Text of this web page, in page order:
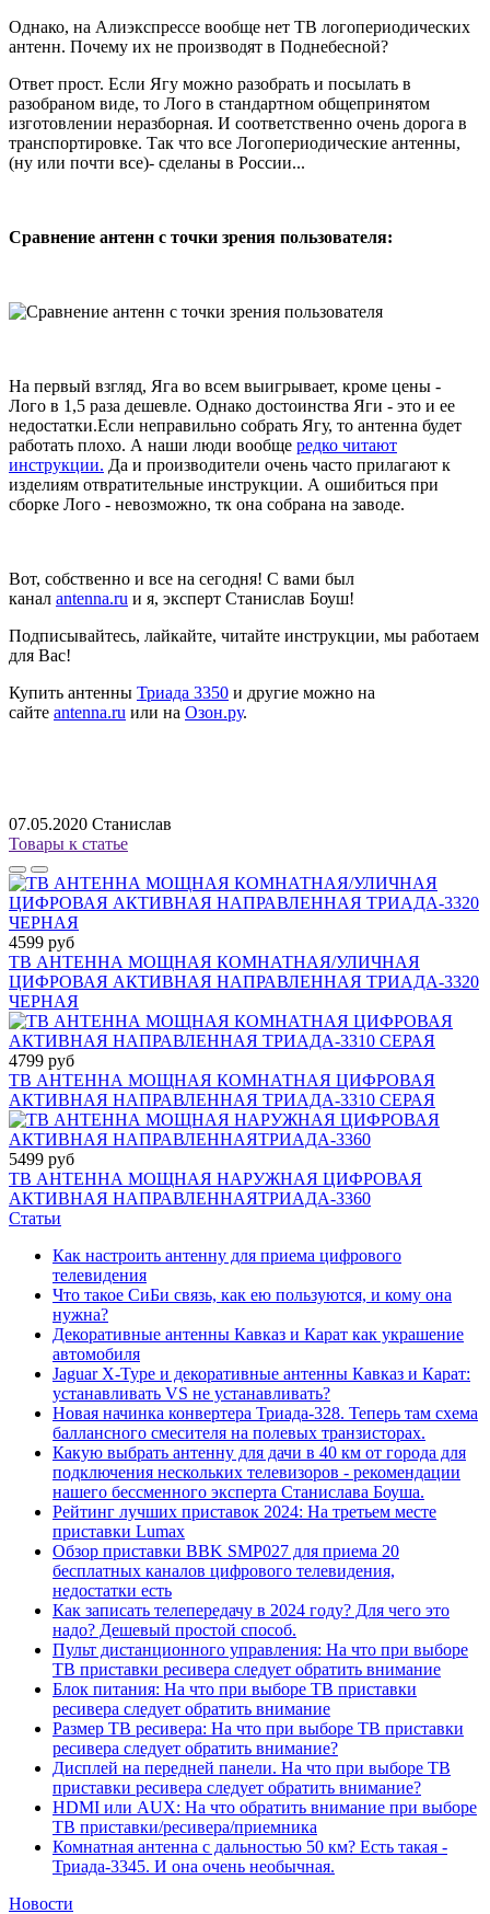
Однако, на Алиэкспрессе вообще нет ТВ логопериодических
антенн. Почему их не производят в Поднебесной?
Ответ прост. Если Ягу можно разобрать и посылать в
разобраном виде, то Лого в стандартном общепринятом
изготовлении неразборная. И соответственно очень дорога в
транспортировке. Так что все Логопериодические антенны,
(ну или почти все)- сделаны в России...
Сравнение антенн с точки зрения пользователя:
На первый взгляд, Яга во всем выигрывает, кроме цены -
Лого в 1,5 раза дешевле. Однако достоинства Яги - это и ее
недостатки.Если неправильно собрать Ягу, то антенна будет
работать плохо. А наши люди вообще редко читают
инструкции. Да и производители очень часто прилагают к
изделиям отвратительные инструкции. А ошибиться при
сборке Лого - невозможно, тк она собрана на заводе.
Вот, собственно и все на сегодня! С вами был
канал antenna.ru и я, эксперт Станислав Боуш!
Подписывайтесь, лайкайте, читайте инструкции, мы работаем
для Вас!
Купить антенны Триада 3350 и другие можно на
сайте antenna.ru или на Озон.ру.
07.05.2020 Станислав
Товары к статье
4599 руб
ТВ АНТЕННА МОЩНАЯ КОМНАТНАЯ/УЛИЧНАЯ
ЦИФРОВАЯ АКТИВНАЯ НАПРАВЛЕННАЯ ТРИАДА-3320
ЧЕРНАЯ
4799 руб
ТВ АНТЕННА МОЩНАЯ КОМНАТНАЯ ЦИФРОВАЯ
АКТИВНАЯ НАПРАВЛЕННАЯ ТРИАДА-3310 СЕРАЯ
5499 руб
ТВ АНТЕННА МОЩНАЯ НАРУЖНАЯ ЦИФРОВАЯ
АКТИВНАЯ НАПРАВЛЕННАЯТРИАДА-3360
Статьи
Как настроить антенну для приема цифрового
телевидения
Что такое СиБи связь, как ею пользуются, и кому она
нужна?
Декоративные антенны Кавказ и Карат как украшение
автомобиля
Jaguar X-Type и декоративные антенны Кавказ и Карат:
устанавливать VS не устанавливать?
Новая начинка конвертера Триада-328. Теперь там схема
баллансного смесителя на полевых транзисторах.
Какую выбрать антенну для дачи в 40 км от города для
подключения нескольких телевизоров - рекомендации
нашего бессменного эксперта Станислава Боуша.
Рейтинг лучших приставок 2024: На третьем месте
приставки Lumax
Обзор приставки BBK SMP027 для приема 20
бесплатных каналов цифрового телевидения,
недостатки есть
Как записать телепередачу в 2024 году? Для чего это
надо? Дешевый простой способ.
Пульт дистанционного управления: На что при выборе
ТВ приставки ресивера следует обратить внимание
Блок питания: На что при выборе ТВ приставки
ресивера следует обратить внимание
Размер ТВ ресивера: На что при выборе ТВ приставки
ресивера следует обратить внимание?
Дисплей на передней панели. На что при выборе ТВ
приставки ресивера следует обратить внимание?
HDMI или AUX: На что обратить внимание при выборе
ТВ приставки/ресивера/приемника
Комнатная антенна с дальностью 50 км? Есть такая -
Триада-3345. И она очень необычная.
Новости